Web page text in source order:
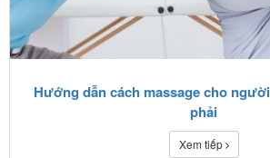
Hướng dẫn cách massage cho
phải
Xem tiếp